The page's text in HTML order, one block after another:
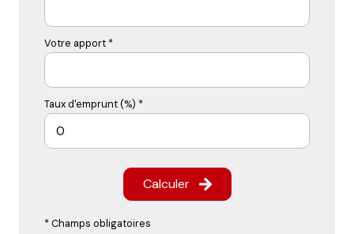
Votre apport *
Taux d'emprunt (%) *
Calculer
* Champs obligatoires